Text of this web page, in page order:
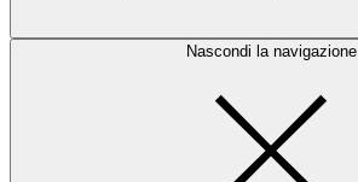
Nascondi la navigazione